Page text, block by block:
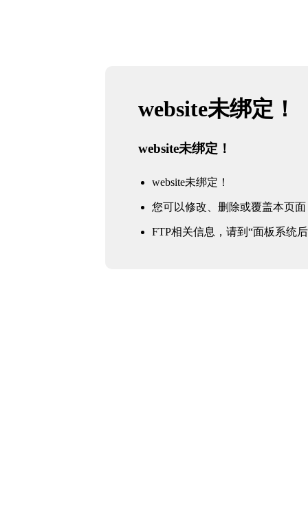
website未绑定！
website未绑定！
website未绑定！
您可以修改、删除或覆盖本页面
FTP相关信息，请到“面板系统